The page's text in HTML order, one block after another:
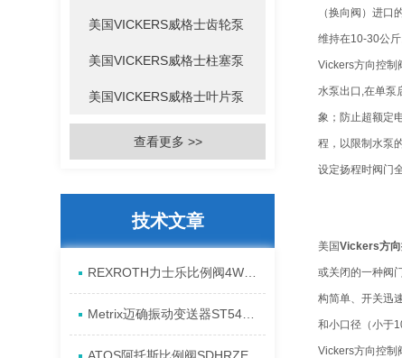
美国VICKERS威格士齿轮泵
美国VICKERS威格士柱塞泵
美国VICKERS威格士叶片泵
查看更多 >>
技术文章
（换向阀）进
维持在10-30公
Vickers方向控制
水泵出口,在单泵
象；防止超额定
程，以限制水泵
设定扬程时阀门
美国Vickers方向
或关闭的一种阀
构简单、开关迅
和小口径（小于
Vickers方向控制